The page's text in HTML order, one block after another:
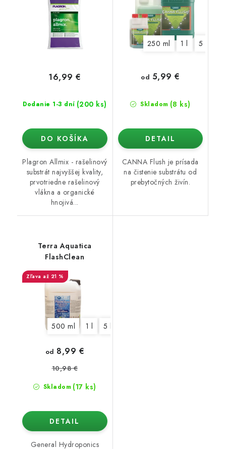
Dodanie 1-3 dní (200 ks)
16,99 €
DO KOŠÍKA
Plagron Allmix - rašelinový
substrát najvyššej kvality,
prvotriedne rašelinový
vlákna a organické
hnojivá...
250 ml 1 l 5 l
Skladom (8 ks)
od 5,99 €
DETAIL
CANNA Flush je prísada
na čistenie substrátu od
prebytočných živín.
Terra Aquatica
FlashClean
až 21 %
500 ml 1 l 5 l
Skladom (17 ks)
od 8,99 €
10,98 €
DETAIL
General Hydroponics